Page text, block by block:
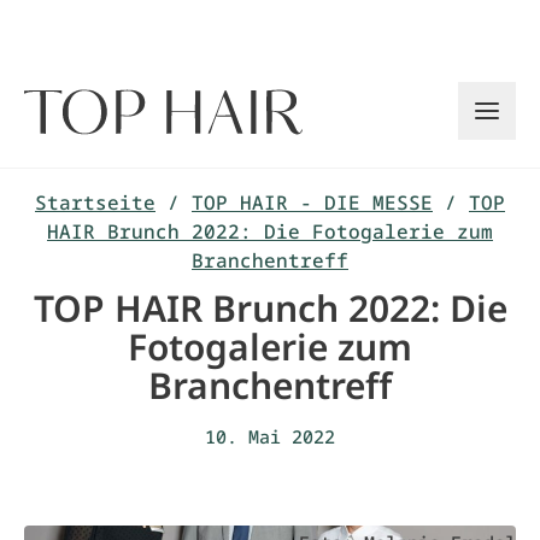
Startseite / TOP HAIR - DIE MESSE / TOP
HAIR Brunch 2022: Die Fotogalerie zum
Branchentreff
TOP HAIR Brunch 2022: Die
Fotogalerie zum
Branchentreff
10. Mai 2022